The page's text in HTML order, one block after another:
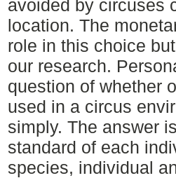
avoided by circuses
location. The
role in this choice
our research.
question of whether
used in a circus
simply. The answer
standard of each
species, individual